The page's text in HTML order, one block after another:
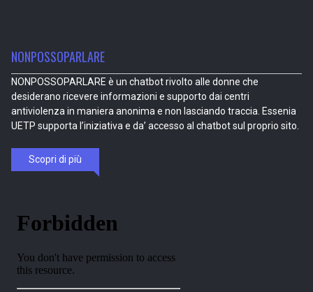
NONPOSSOPARLARE
NONPOSSOPARLARE è un chatbot rivolto alle donne che
desiderano ricevere informazioni e supporto dai centri
antiviolenza in maniera anonima e non lasciando traccia. Essenia
UETP supporta l’iniziativa e da’ accesso al chatbot sul proprio sito.
Scopri di più